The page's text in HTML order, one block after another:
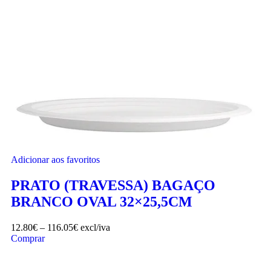
Adicionar aos favoritos
PRATO (TRAVESSA) BAGAÇO
BRANCO OVAL 32×25,5CM
12.80€ – 116.05€ excl/iva
Comprar